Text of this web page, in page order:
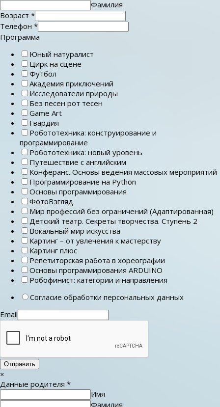
Фамилия
Возраст *
Телефон *
Программа
Юный натуралист
Цирк на сцене
Футбол
Академия приключений
Исследователи природы
Без песен рот тесен
Game Art
Гвардия
Робототехника: конструирование и
программирование
Робототехника: новый уровень
Путешествие с английским
Конферанс. Основы ведения массовых мероприятий
Программирование на Python
Основы программирования
ФотоВзгляд
Мир профессий без ограничений (Адаптированная)
Детский театр. Секреты творчества. Ступень 2
Вокальный мир искусства
Картинг – от увлечения к мастерству
Картинг плюс
Репетиторская работа в хореографии
Основы программирования ARDUINO
Робофинист: категории и направления
Согласие обработки персональных данных
Email
Отправить
×
Данные родителя *
Имя
Фамилия